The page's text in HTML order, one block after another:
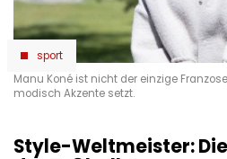
sport
Manu Koné ist nicht der einzige
modisch Akzente setzt.
Style-Weltmeister: